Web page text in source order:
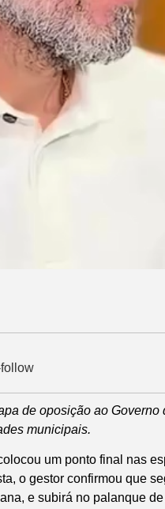
de oposição ao
municipais.
um ponto final nas
o gestor confirmou que
e subirá no palanque